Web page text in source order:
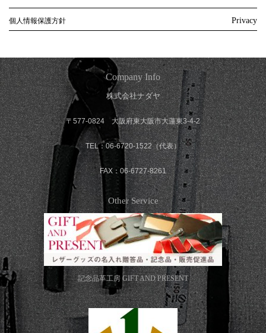
個人情報保護方針 Privacy
Company Info
株式会社ナダヤ
〒577-0824 大阪府東大阪市大蓮東3-4-2
TEL：06-6720-1522（代表）
FAX：06-6727-8261
Other Service
記念品革工房 GIFT AND PRESENT